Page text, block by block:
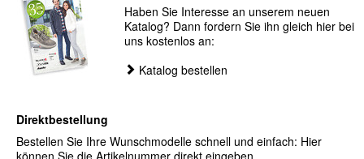
Haben Sie Interesse an unserem neuen
Katalog? Dann fordern Sie ihn gleich hier bei
uns kostenlos an:
Katalog bestellen
Direktbestellung
Bestellen Sie Ihre Wunschmodelle schnell und einfach: Hier